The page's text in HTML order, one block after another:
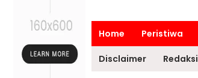
Home Peristiwa
Disclaimer Redaksi